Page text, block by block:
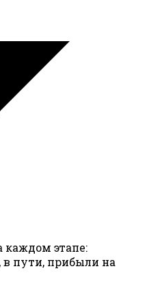
каждом этапе:
в пути, прибыли на